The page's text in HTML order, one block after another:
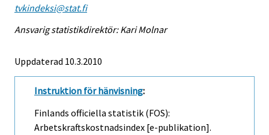
tvkindeksi@stat.fi
Ansvarig statistikdirektör: Kari Molnar
Uppdaterad 10.3.2010
Instruktion för hänvisning:
Finlands officiella statistik (FOS):
Arbetskraftskostnadsindex [e-publikation].